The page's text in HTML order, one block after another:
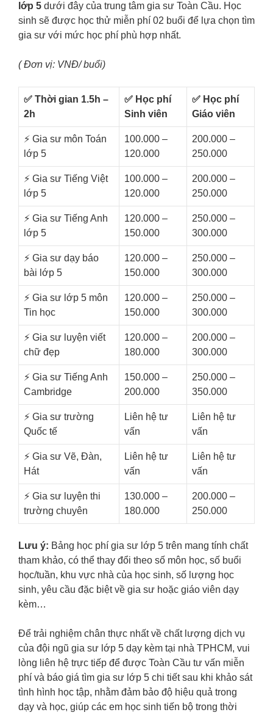
lớp 5 dưới đây của trung tâm gia sư Toàn Cầu. Học
sinh sẽ được học thử miễn phí 02 buổi để lựa chọn tìm
gia sư với mức học phí phù hợp nhất.
( Đơn vị: VNĐ/ buổi)
✅ Thời gian 1.5h –
2h
✅ Học phí
Sinh viên
✅ Học phí
Giáo viên
⚡️ Gia sư môn Toán
lớp 5
100.000 –
120.000
200.000 –
250.000
⚡️ Gia sư Tiếng Việt
lớp 5
100.000 –
120.000
200.000 –
250.000
⚡️ Gia sư Tiếng Anh
lớp 5
120.000 –
150.000
250.000 –
300.000
⚡️ Gia sư dạy báo
bài lớp 5
120.000 –
150.000
250.000 –
300.000
⚡️ Gia sư lớp 5 môn
Tin học
120.000 –
150.000
250.000 –
300.000
⚡️ Gia sư luyện viết
chữ đẹp
120.000 –
180.000
200.000 –
300.000
⚡️ Gia sư Tiếng Anh
Cambridge
150.000 –
200.000
250.000 –
350.000
⚡️ Gia sư trường
Quốc tế
Liên hệ tư
vấn
Liên hệ tư
vấn
⚡️ Gia sư Vẽ, Đàn,
Hát
Liên hệ tư
vấn
Liên hệ tư
vấn
⚡️ Gia sư luyện thi
trường chuyên
130.000 –
180.000
200.000 –
250.000
Lưu ý: Bảng học phí gia sư lớp 5 trên mang tính chất
tham khảo, có thể thay đổi theo số môn học, số buổi
học/tuần, khu vực nhà của học sinh, số lượng học
sinh, yêu cầu đặc biệt về gia sư hoặc giáo viên dạy
kèm…
Để trải nghiệm chân thực nhất về chất lượng dịch vụ
của đội ngũ gia sư lớp 5 dạy kèm tại nhà TPHCM, vui
lòng liên hệ trực tiếp để được Toàn Cầu tư vấn miễn
phí và báo giá tìm gia sư lớp 5 chi tiết sau khi khảo sát
tình hình học tập, nhằm đảm bảo độ hiệu quả trong
dạy và học, giúp các em học sinh tiến bộ trong thời